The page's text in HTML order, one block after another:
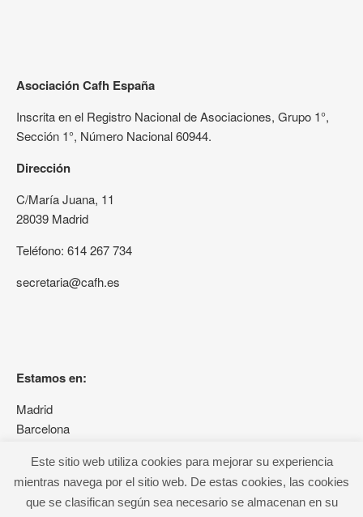
Asociación Cafh España
Inscrita en el Registro Nacional de Asociaciones, Grupo 1°,
Sección 1°, Número Nacional 60944.
Dirección
C/María Juana, 11
28039 Madrid
Teléfono: 614 267 734
secretaria@cafh.es
Estamos en:
Madrid
Barcelona
Este sitio web utiliza cookies para mejorar su experiencia
mientras navega por el sitio web. De estas cookies, las cookies
que se clasifican según sea necesario se almacenan en su